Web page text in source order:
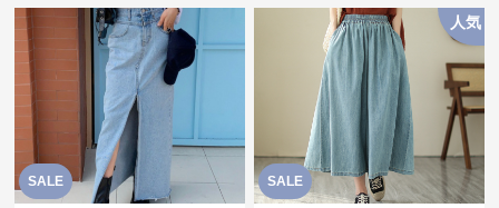
SALE SALE
人気